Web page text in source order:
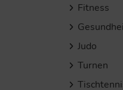
Fitness
Judo
Turnen